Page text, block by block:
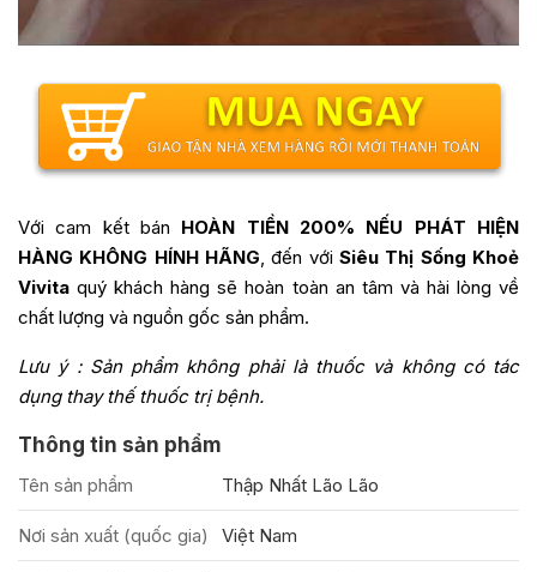
Với cam kết bán HOÀN TIỀN 200% NẾU PHÁT HIỆN
HÀNG KHÔNG HÍNH HÃNG , đến với Siêu Thị Sống Khoẻ
Vivita quý khách hàng sẽ hoàn toàn an tâm và hài lòng về
chất lượng và nguồn gốc sản phẩm.
Lưu ý : Sản phẩm không phải là thuốc và không có tác
dụng thay thế thuốc trị bệnh.
Thông tin sản phẩm
Tên sản phẩm Thập Nhất Lão Lão
Nơi sản xuất (quốc gia) Việt Nam